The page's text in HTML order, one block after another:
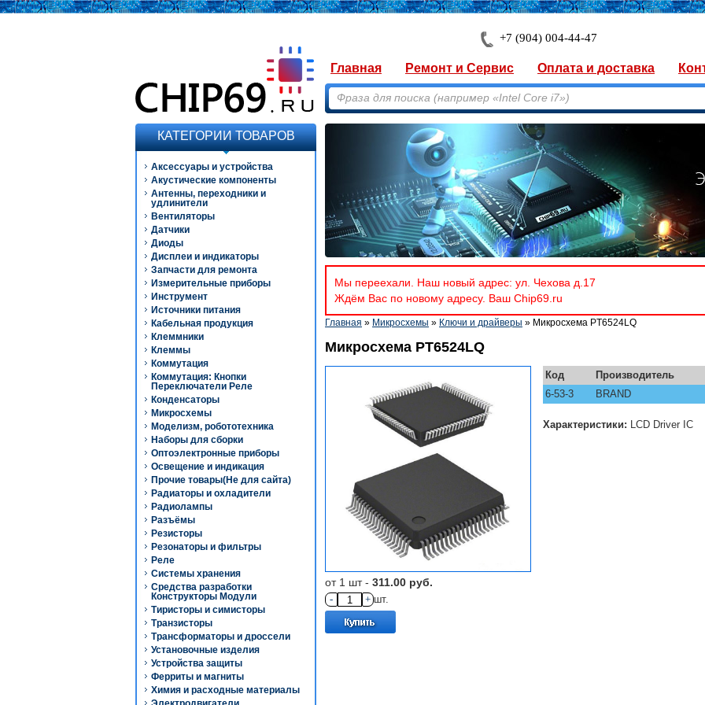
+7 (904) 004-44-47
Главная Ремонт и Сервис Оплата и доставка
КАТЕГОРИИ ТОВАРОВ
Аксессуары и устройства
Акустические компоненты
Антенны, переходники и
удлинители
Вентиляторы
Датчики
Диоды
Дисплеи и индикаторы
Запчасти для ремонта
Измерительные приборы
Инструмент
Источники питания
Кабельная продукция
Клеммники
Клеммы
Коммутация
Коммутация: Кнопки
Переключатели Реле
Конденсаторы
Микросхемы
Моделизм, робототехника
Наборы для сборки
Оптоэлектронные приборы
Освещение и индикация
Прочие товары(Не для сайта)
Радиаторы и охладители
Радиолампы
Разъёмы
Резисторы
Резонаторы и фильтры
Реле
Системы хранения
Средства разработки
Конструкторы Модули
Тиристоры и симисторы
Транзисторы
Трансформаторы и дроссели
Установочные изделия
Устройства защиты
Ферриты и магниты
Химия и расходные материалы
Мы переехали. Наш новый адрес: ул. Чехова д.17
Ждём Вас по новому адресу. Ваш Chip69.ru
Главная » Микросхемы » Ключи и драйверы » Микросхема PT6524LQ
Микросхема PT6524LQ
от 1 шт - 311.00 руб.
- + шт.
Код Производитель
6-53-3
BRAND
Характеристики: LCD Driver IC